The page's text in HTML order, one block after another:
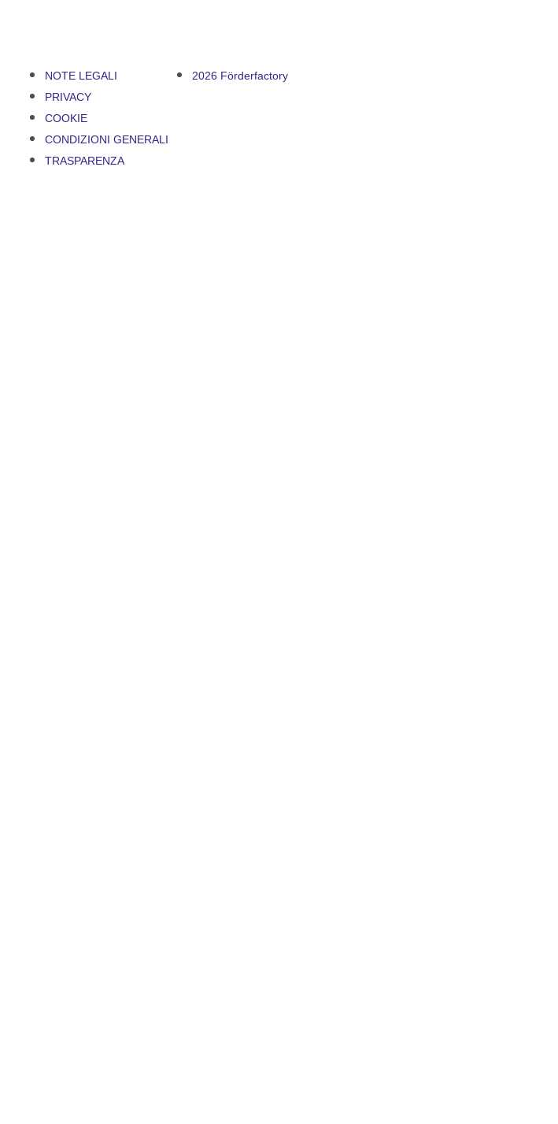
NOTE LEGALI
PRIVACY
COOKIE
CONDIZIONI GENERALI
TRASPARENZA
2026 Förderfactory